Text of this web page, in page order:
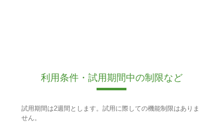
利用条件・試用期間中の制限など
試用期間は2週間とします。試用に際しての機能制限はありま
せん。